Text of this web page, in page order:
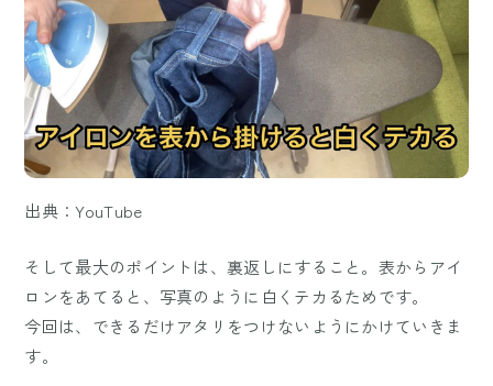
出典：YouTube
そして最大のポイントは、裏返しにすること。表からアイ
ロンをあてると、写真のように白くテカるためです。
今回は、できるだけアタリをつけないようにかけていきま
す。